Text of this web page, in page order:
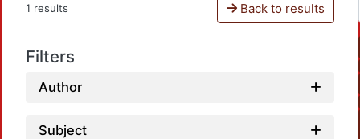
1 results Back to results
Filters
Author
Subject